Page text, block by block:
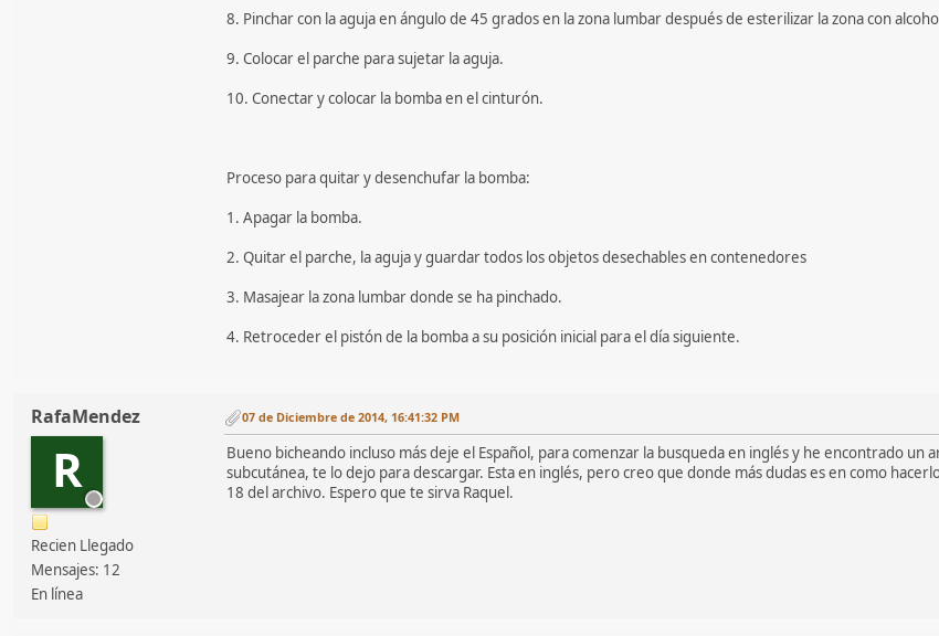
8. Pinchar con la aguja en ángulo de 45 grados en la zona lumbar después de esterilizar la zona con
9. Colocar el parche para sujetar la aguja.
10. Conectar y colocar la bomba en el cinturón.
Proceso para quitar y desenchufar la bomba:
1. Apagar la bomba.
2. Quitar el parche, la aguja y guardar todos los objetos desechables en contenedores
3. Masajear la zona lumbar donde se ha pinchado.
4. Retroceder el pistón de la bomba a su posición inicial para el día siguiente.
RafaMendez
R
Recien Llegado
Mensajes: 12
En línea
07 de Diciembre de 2014, 16:41:32 PM
Bueno bicheando incluso más deje el Español, para comenzar la busqueda en inglés y he encontrado
subcutánea, te lo dejo para descargar. Esta en inglés, pero creo que donde más dudas es en como
18 del archivo. Espero que te sirva Raquel.